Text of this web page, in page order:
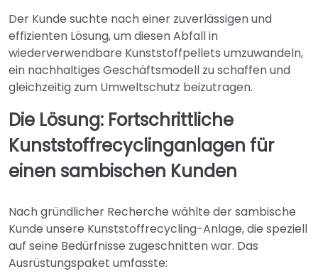
Der Kunde suchte nach einer zuverlässigen und
effizienten Lösung, um diesen Abfall in
wiederverwendbare Kunststoffpellets umzuwandeln,
ein nachhaltiges Geschäftsmodell zu schaffen und
gleichzeitig zum Umweltschutz beizutragen.
Die Lösung: Fortschrittliche
Kunststoffrecyclinganlagen für
einen sambischen Kunden
Nach gründlicher Recherche wählte der sambische
Kunde unsere Kunststoffrecycling-Anlage, die speziell
auf seine Bedürfnisse zugeschnitten war. Das
Ausrüstungspaket umfasste: